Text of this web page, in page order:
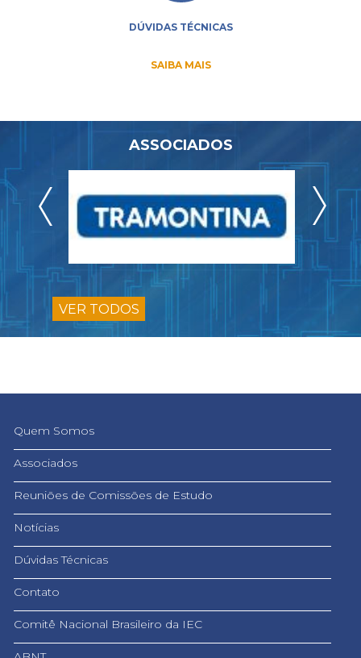
DÚVIDAS TÉCNICAS
SAIBA MAIS
ASSOCIADOS
VER TODOS
Quem Somos
Associados
Reuniões de Comissões de Estudo
Notícias
Dúvidas Técnicas
Contato
Comitê Nacional Brasileiro da IEC